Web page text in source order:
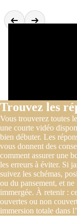
Trouvez les
Vous trouverez toutes
une courte vidéo
bien débuter. Les
vous donnent des
comment assurer une
les erreurs à éviter. Si
suivez les schémas,
ou du pansement, et
immergée. À retenir :
ouvertes ou non
immersion totale dans